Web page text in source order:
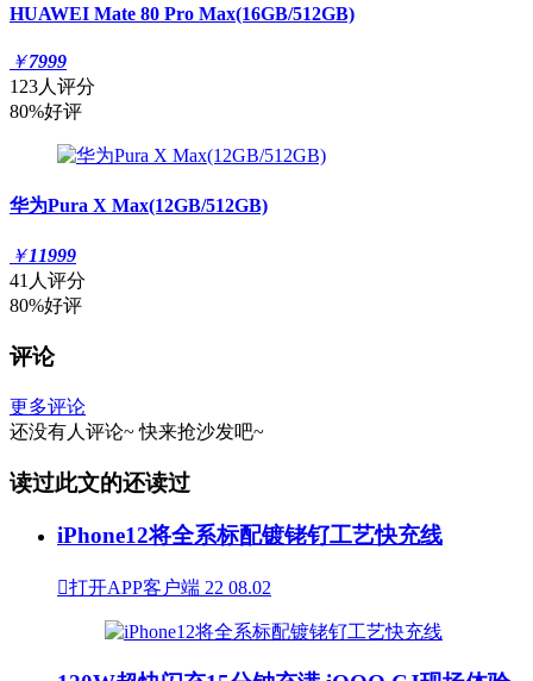
HUAWEI Mate 80 Pro Max(16GB/512GB)
￥7999
123人评分
80%好评
华为Pura X Max(12GB/512GB)
￥11999
41人评分
80%好评
评论
更多评论
还没有人评论~ 快来抢沙发吧~
读过此文的还读过
iPhone12将全系标配镀铑钌工艺快充线
打开APP客户端 22 08.02